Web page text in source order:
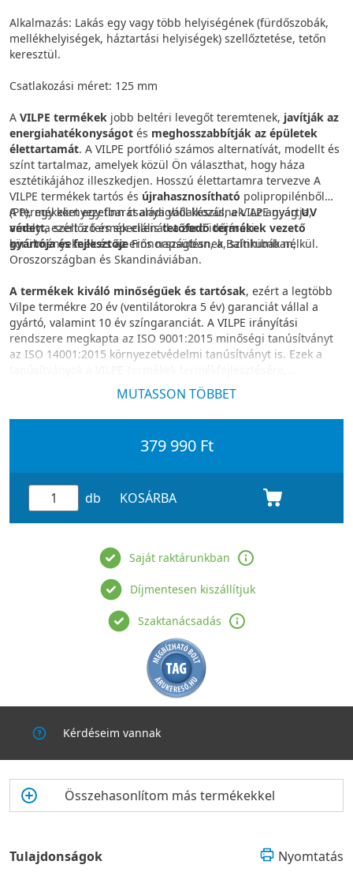
Alkalmazás: Lakás egy vagy több helyiségének (fürdőszobák,
mellékhelyiségek, háztartási helyiségek) szellőztetése, tetőn
keresztül.
Csatlakozási méret: 125 mm
A VILPE termékek jobb beltéri levegőt teremtenek, javítják az
energiahatékonyságot és meghosszabbítják az épületek
élettartamát. A VILPE portfólió számos alternatívát, modellt és
színt tartalmaz, amelyek közül Ön választhat, hogy háza
esztétikájához illeszkedjen. Hosszú élettartamra tervezve A
VILPE termékek tartós és újrahasznosítható polipropilénből
(PP), egy környezetbarát anyagból készülnek. Az anyagUV
védett, ezért a termék ellenáll a zord időjárási
körülményeknek és az erős napsütésnek, színhibák nélkül.
A termékeket egy finn családi vállalkozás, a VILPE gyártja,
amely a szellőző és speciálistetőfedő termékek vezető
gyártója és fejlesztőjeFinnországban, a Baltikumban,
Oroszországban és Skandináviában.
A termékek kiváló minőségűek és tartósak, ezért a legtöbb
Vilpe termékre 20 év (ventilátorokra 5 év) garanciát vállal a
gyártó, valamint 10 év színgaranciát. A VILPE irányítási
rendszere megkapta az ISO 9001:2015 minőségi tanúsítványt
az ISO 14001:2015 környezetvédelmi tanúsítványt is. Ezek a
gyártására és értékesítésére vonatkoznak.
MUTASSON TÖBBET
379 990 Ft
db KOSÁRBA
Saját raktárunkban
Díjmentesen kiszállítjuk
Szaktanácsadás
Kérdéseim vannak
Összehasonlítom más termékekkel
Tulajdonságok Nyomtatás